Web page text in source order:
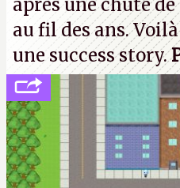
après une chute
au fil des ans.
une success story.